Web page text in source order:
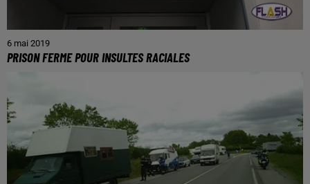
6 mai 2019
PRISON FERME POUR INSULTES RACIALES